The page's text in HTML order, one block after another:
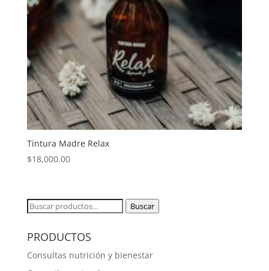
Tintura Madre Relax
$18,000.00
Buscar
Buscar
PRODUCTOS
Consultas nutrición y bienestar